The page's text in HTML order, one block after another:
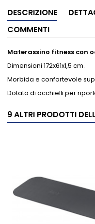
DESCRIZIONE
COMMENTI
Materassino fitness con
Dimensioni 172x61x1,5 cm.
Morbida e confortevole
Dotato di occhielli per
9 ALTRI PRODOTTI